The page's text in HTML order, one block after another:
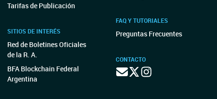
Tarifas de Publicación
SITIOS DE INTERÉS
Red de Boletines Oficiales
de la R. A.
BFA Blockchain Federal
Argentina
FAQ Y TUTORIALES
Preguntas Frecuentes
CONTACTO